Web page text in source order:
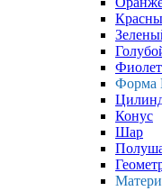
Форма
Конус
Шар